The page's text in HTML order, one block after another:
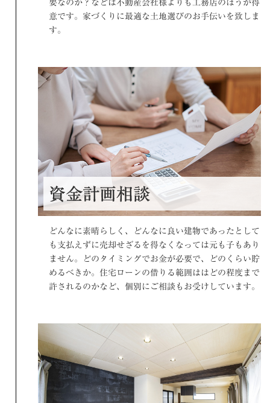
要なのか？などは不動産会社様よりも工務店のほうが得
意です。家づくりに最適な土地選びのお手伝いを致しま
す。
資金計画相談
どんなに素晴らしく、どんなに良い建物であったとして
も支払えずに売却せざるを得なくなっては元も子もあり
ません。どのタイミングでお金が必要で、どのくらい貯
めるべきか。住宅ローンの借りる範囲ははどの程度まで
許されるのかなど、個別にご相談もお受けしています。